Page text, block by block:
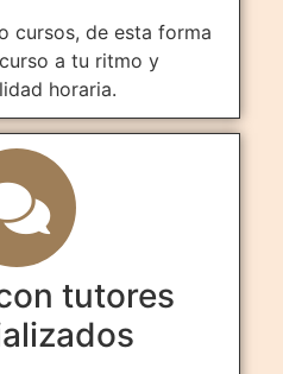
cursos, de esta forma
a tu ritmo y
horaria.
tutores